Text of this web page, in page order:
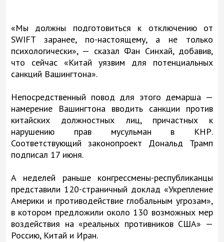
«Мы должны подготовиться к отключению от
SWIFT заранее, по-настоящему, а не только
психологически», — сказал Фан Синхай, добавив,
что сейчас «Китай уязвим для потенциальных
санкций Вашингтона».
Непосредственный повод для этого демарша —
намерение Вашингтона вводить санкции против
китайских должностных лиц, причастных к
нарушению прав мусульман в КНР.
Соответствующий законопроект Дональд Трамп
подписал 17 июня.
А неделей раньше конгрессмены-республиканцы
представили 120-страничный доклад «Укрепление
Америки и противодействие глобальным угрозам»,
в котором предложили около 130 возможных мер
воздействия на «реальных противников США» —
Россию, Китай и Иран.